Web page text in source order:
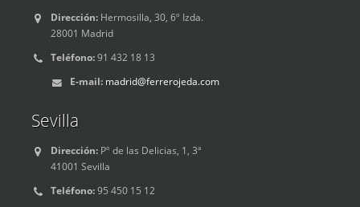
Dirección: Hermosilla, 30, 6º Izda.
28001 Madrid
Teléfono:91 432 18 13
E-mail: madrid@ferrerojeda.com
Sevilla
Dirección: Pº de las Delicias, 1, 3ª
41001 Sevilla
Teléfono:95 450 15 12